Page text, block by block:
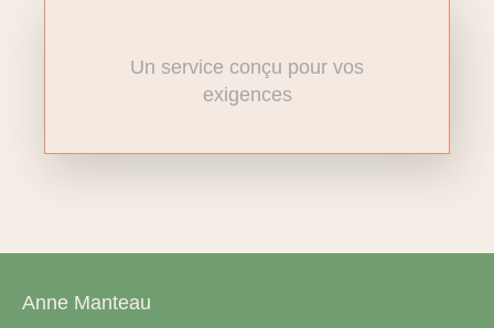
Un service conçu pour vos
exigences
Anne Manteau